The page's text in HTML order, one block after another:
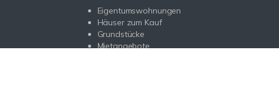
Eigentumswohnungen
Häuser zum Kauf
Grundstücke
Mietangebote